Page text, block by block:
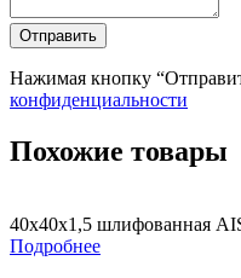
Нажимая кнопку
конфиденциальности
Похожие товары
40х40х1,5 шлифованная
Подробнее